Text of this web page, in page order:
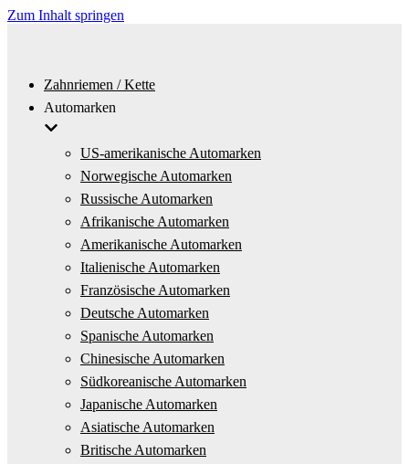
Zum Inhalt springen
Zahnriemen / Kette
Automarken
US-amerikanische Automarken
Norwegische Automarken
Russische Automarken
Afrikanische Automarken
Amerikanische Automarken
Italienische Automarken
Französische Automarken
Deutsche Automarken
Spanische Automarken
Chinesische Automarken
Südkoreanische Automarken
Japanische Automarken
Asiatische Automarken
Britische Automarken